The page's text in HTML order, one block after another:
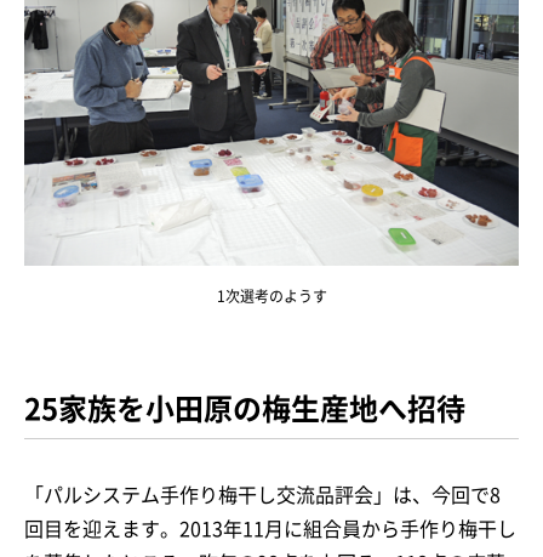
1次選考のようす
25家族を小田原の梅生産地へ招待
「パルシステム手作り梅干し交流品評会」は、今回で8
回目を迎えます。2013年11月に組合員から手作り梅干し